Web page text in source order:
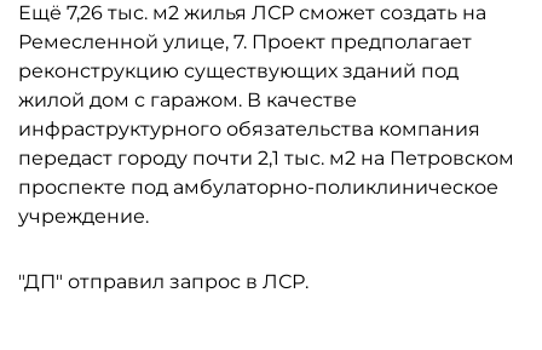
Ещё 7,26 тыс. м2 жилья ЛСР сможет создать на
Ремесленной улице, 7. Проект предполагает
реконструкцию существующих зданий под
жилой дом с гаражом. В качестве
инфраструктурного обязательства компания
передаст городу почти 2,1 тыс. м2 на Петровском
проспекте под амбулаторно-поликлиническое
учреждение.
"ДП" отправил запрос в ЛСР.